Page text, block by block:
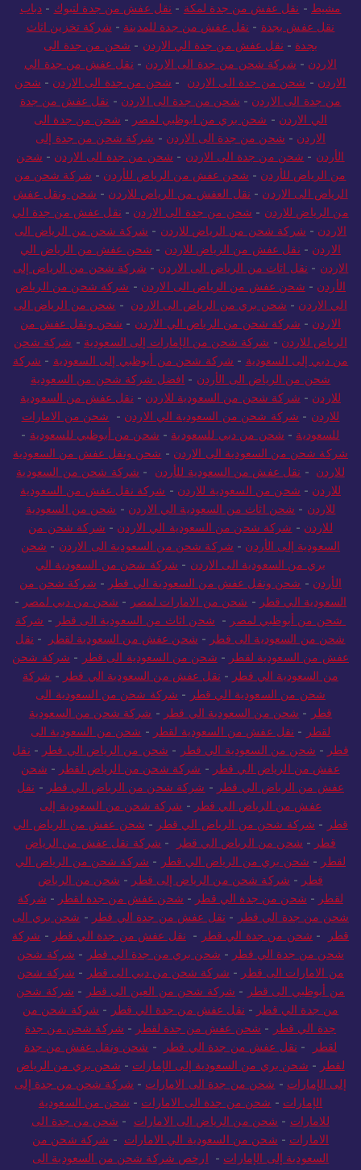
مشيط - نقل عفش من جدة لمكة - نقل عفش من جدة لتبوك - دباب
نقل عفش بجدة - نقل عفش من جدة للمدينة - شركة تخزين اثاث
بجدة - نقل عفش من جدة الي الاردن - شحن من جدة الى
الاردن - شركة شحن من جدة الى الاردن - نقل عفش من جدة الي
الاردن - شحن من جدة الى الاردن - شحن من جدة الى الاردن - شحن
من جدة الى الاردن - شحن من جدة الى الاردن - نقل عفش من جدة
الي الاردن - شحن بري من ابوظبي لمصر - شحن من جدة الى
الاردن - شحن من جدة الى الاردن - شركة شحن من جدة إلى
الأردن - شحن من جدة الى الاردن - شحن من جدة الى الاردن - شحن
من الرياض للأردن - شحن عفش من الرياض للأردن - شركة شحن من
الرياض الى الاردن - نقل العفش من الرياض للاردن - شحن ونقل عفش
من الرياض للاردن - شحن من جدة الى الاردن - نقل عفش من جدة الي
الاردن - شركة شحن من الرياض للاردن - شركة شحن من الرياض الى
الاردن - نقل عفش من الرياض للاردن - شحن عفش من الرياض الي
الاردن - نقل اثاث من الرياض الى الاردن - شركة شحن من الرياض إلى
الأردن - شحن عفش من الرياض الى الاردن - شركة شحن من الرياض
الي الاردن - شحن بري من الرياض الى الاردن - شحن من الرياض الى
الاردن - شركة شحن من الرياض الي الاردن - شحن ونقل عفش من
الرياض للاردن - شركة شحن من الإمارات إلى السعودية - شركة شحن
من دبي إلى السعودية - شركة شحن من أبوظبي إلى السعودية - شركة
شحن من الرياض الى الأردن - افضل شركة شحن من السعودية
للاردن - شركة شحن من السعودية للاردن - نقل عفش من السعودية
للاردن - شركة شحن من السعودية الي الاردن - شحن من الامارات
للسعودية - شحن من دبي للسعودية - شحن من أبوظبي للسعودية -
شركة شحن من السعودية الى الاردن - شحن ونقل عفش من السعودية
للاردن - نقل عفش من السعودية للأردن - شركة شحن من السعودية
للاردن - شحن من السعودية للاردن - شركة نقل عفش من السعودية
للاردن - شحن اثاث من السعودية الي الاردن - شحن من السعودية
للاردن - شركة شحن من السعودية الي الاردن - شركة شحن من
السعودية إلى الأردن - شركة شحن من السعودية الى الاردن - شحن
بري من السعودية الى الاردن - شركة شحن من السعودية الي
الأردن - شحن ونقل عفش من السعودية الي قطر - شركة شحن من
السعودية الي قطر - شحن من الامارات لمصر - شحن من دبي لمصر -
شحن من أبوظبي لمصر - شحن اثاث من السعودية الى قطر - شركة
شحن من السعودية الى قطر - شحن عفش من السعودية لقطر - نقل
عفش من السعودية لقطر - شحن من السعودية الى قطر - شركة شحن
من السعودية الي قطر - نقل عفش من السعودية الي قطر - شركة
شحن من السعودية الي قطر - شركة شحن من السعودية الى
قطر - شحن من السعودية الي قطر - شركة شحن من السعودية
لقطر - نقل عفش من السعودية لقطر - شحن من السعودية الى
قطر - شحن من السعودية الي قطر - شحن من الرياض الي قطر - نقل
عفش من الرياض الي قطر - شركة شحن من الرياض لقطر - شحن
عفش من الرياض الي قطر - شركة شحن من الرياض الي قطر - نقل
عفش من الرياض الي قطر - شركة شحن من السعودية إلى
قطر - شركة شحن من الرياض الي قطر - شحن عفش من الرياض الي
قطر - شحن من الرياض الي قطر - شركة نقل عفش من الرياض
لقطر - شحن بري من الرياض الي قطر - شركة شحن من الرياض الي
قطر - شركة شحن من الرياض إلى قطر - شحن من الرياض
لقطر - شحن من جدة الي قطر - شحن عفش من جدة لقطر - شركة
شحن من جدة الي قطر - نقل عفش من جدة الي قطر - شحن بري الى
قطر
- شحن من جدة الي قطر - نقل عفش من جدة الي قطر - شركة
شحن من جدة الي قطر - شحن بري من جدة الي قطر - شركة شحن
من الامارات الى قطر - شركة شحن من دبي الى قطر - شركة شحن
من أبوظبي الى قطر - شركة شحن من العين الى قطر - شركة شحن
من جدة الي قطر - نقل عفش من جدة الي قطر - شركة شحن من
جدة الي قطر - شحن عفش من جدة لقطر - شركة شحن من جدة
لقطر
- نقل عفش من جدة الي قطر - شحن ونقل عفش من جدة
لقطر - شحن بري من السعودية إلى الإمارات - شحن بري من الرياض
إلى الإمارات - شحن من جدة الى الامارات - شركة شحن من جدة إلى
الإمارات - شحن من جدة الى الامارات - شحن من السعودية
للامارات - شحن من الرياض الى الامارات - شحن من جدة الى
الامارات - شحن من السعودية الي الامارات - شركة شحن من
السعودية إلى الإمارات - ارخص شركة شحن من السعودية الى